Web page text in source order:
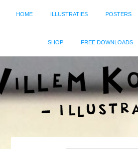
HOME ILLUSTRATIES POSTERS
SHOP FREE DOWNLOADS